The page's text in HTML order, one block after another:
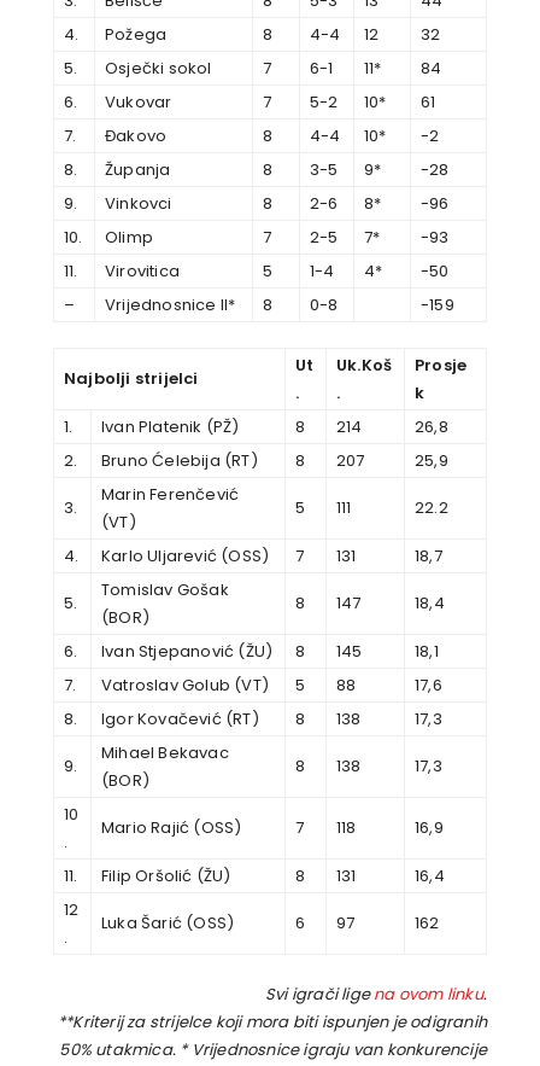
4.
Požega 8 4-4 12
32
5.
Osječki sokol 7 6-1 11*
84
6.
Vukovar 7 5-2 10*
61
7.
Đakovo 8 4-4 10*
-2
8.
Županja 8 3-5 9*
-28
9.
Vinkovci 8 2-6 8*
-96
10.
Olimp 7 2-5 7*
-93
11.
Virovitica 5 1-4 4*
-50
–
Vrijednosnice II* 8 0-8 -159
Najbolji strijelci
Ut
.
Uk.Koš
.
Prosje
k
1.
Ivan Platenik (PŽ) 8 214
26,8
2.
Bruno Ćelebija (RT) 8 207 25,9
3.
Marin Ferenčević
(VT)
5 111 22.2
4. Karlo Uljarević (OSS) 7 131 18,7
5.
Tomislav Gošak
(BOR)
8 147 18,4
6. Ivan Stjepanović (ŽU) 8 145
18,1
7.
Vatroslav Golub (VT) 5 88
17,6
8.
Igor Kovačević (RT) 8 138 17,3
9.
Mihael Bekavac
(BOR)
8 138 17,3
10
.
Mario Rajić (OSS) 7 118 16,9
11. Filip Oršolić (ŽU) 8 131
16,4
12
.
Luka Šarić (OSS) 6 97 162
Svi igrači ligena ovom linku.
**Kriterij za strijelce koji mora biti ispunjen je odigranih
50% utakmica. * Vrijednosnice igraju van konkurencije